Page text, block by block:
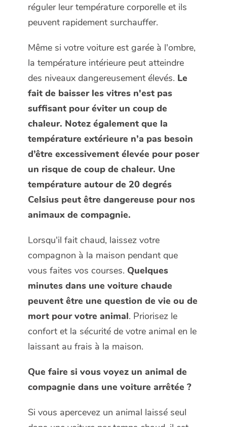
réguler leur température corporelle et ils
peuvent rapidement surchauffer.
Même si votre voiture est garée à l'ombre,
la température intérieure peut atteindre
des niveaux dangereusement élevés. Le
fait de baisser les vitres n'est pas
suffisant pour éviter un coup de
chaleur. Notez également que la
température extérieure n’a pas besoin
d’être excessivement élevée pour poser
un risque de coup de chaleur. Une
température autour de 20 degrés
Celsius peut être dangereuse pour nos
animaux de compagnie.
Lorsqu'il fait chaud, laissez votre
compagnon à la maison pendant que
vous faites vos courses. Quelques
minutes dans une voiture chaude
peuvent être une question de vie ou de
mort pour votre animal. Priorisez le
confort et la sécurité de votre animal en le
laissant au frais à la maison.
Que faire si vous voyez un animal de
compagnie dans une voiture arrêtée ?
Si vous apercevez un animal laissé seul